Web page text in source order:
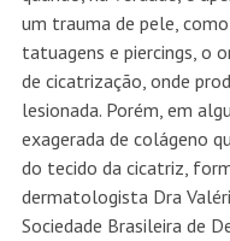
um trauma de pele,
tatuagens e piercings, o
de cicatrização, onde
lesionada. Porém, em
exagerada de colágeno
do tecido da cicatriz,
dermatologista Dra
Sociedade Brasileira de